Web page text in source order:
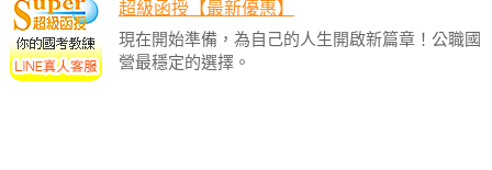
超級函授【最新優惠】
現在開始準備，為自己的人生開啟新篇章！公職國
營最穩定的選擇。